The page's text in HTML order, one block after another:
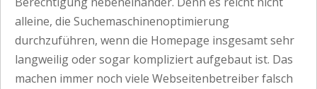
alleine, die Suchemaschinenoptimierung
durchzuführen, wenn die Homepage insgesamt sehr
langweilig oder sogar kompliziert aufgebaut ist. Das
machen immer noch viele Webseitenbetreiber falsch